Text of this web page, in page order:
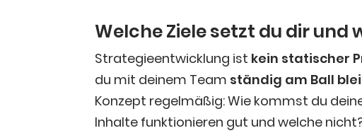
Wel­che Zie­le setzt du dir und
Stra­te­gie­ent­wick­lung ist kein sta­ti­scher
du mit dei­nem Team stän­dig am Ball
Kon­zept regel­mä­ßig: Wie kommst du
Inhal­te funk­tio­nie­ren gut und wel­che